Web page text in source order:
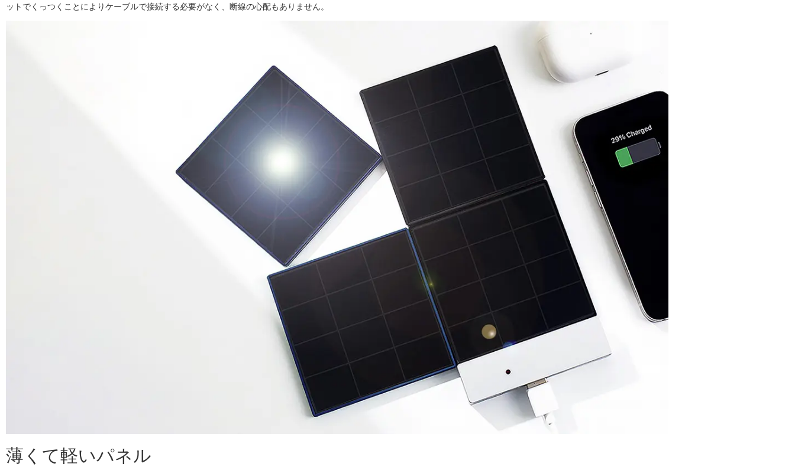
ットでくっつくことによりケーブルで接続する必要がなく、断線の心配もありません。
薄くて軽いパネル